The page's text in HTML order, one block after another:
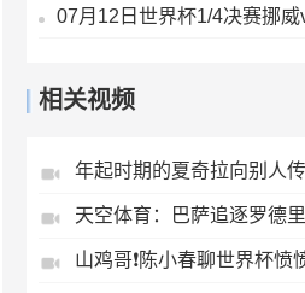
相关视频